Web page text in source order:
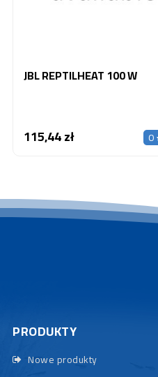
JBL REPTILHEAT 100 W
115,44 złCena 0
PRODUKTY
Nowe produkty